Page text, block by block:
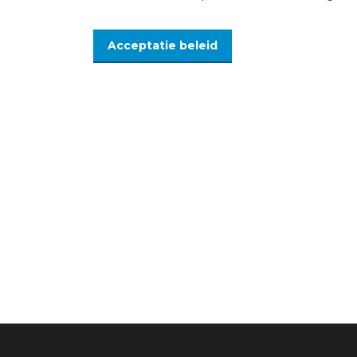
Acceptatie beleid